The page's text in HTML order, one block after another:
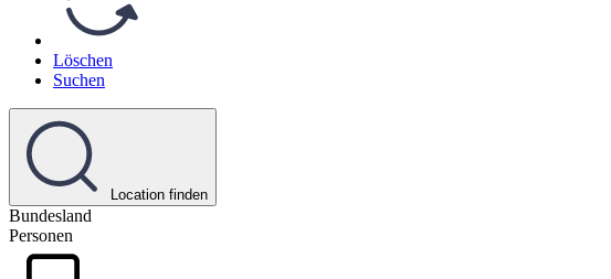
Löschen
Suchen
Location finden
Bundesland
Personen